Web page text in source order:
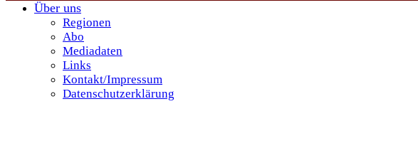
Über uns
Regionen
Abo
Mediadaten
Links
Kontakt/Impressum
Datenschutzerklärung